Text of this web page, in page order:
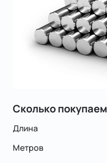
Сколько покупаем
Длина
Метров